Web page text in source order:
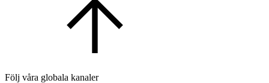
Följ våra globala kanaler